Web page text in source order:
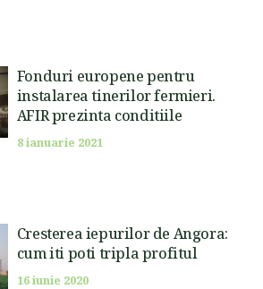
Fonduri europene pentru
instalarea tinerilor fermieri.
AFIR prezinta conditiile
8 ianuarie 2021
Cresterea iepurilor de Angora:
cum iti poti tripla profitul
16 iunie 2020